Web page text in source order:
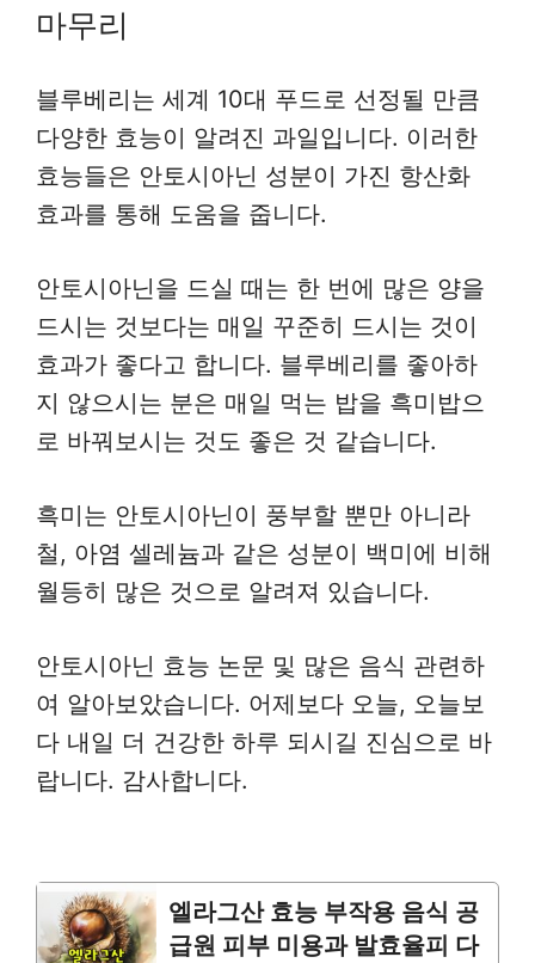
마무리
블루베리는 세계 10대 푸드로 선정될 만큼
다양한 효능이 알려진 과일입니다. 이러한
효능들은 안토시아닌 성분이 가진 항산화
효과를 통해 도움을 줍니다.
안토시아닌을 드실 때는 한 번에 많은 양을
드시는 것보다는 매일 꾸준히 드시는 것이
효과가 좋다고 합니다. 블루베리를 좋아하
지 않으시는 분은 매일 먹는 밥을 흑미밥으
로 바꿔보시는 것도 좋은 것 같습니다.
흑미는 안토시아닌이 풍부할 뿐만 아니라
철, 아염 셀레늄과 같은 성분이 백미에 비해
월등히 많은 것으로 알려져 있습니다.
안토시아닌 효능 논문 및 많은 음식 관련하
여 알아보았습니다. 어제보다 오늘, 오늘보
다 내일 더 건강한 하루 되시길 진심으로 바
랍니다. 감사합니다.
엘라그산 효능 부작용 음식 공
급원 피부 미용과 발효율피 다